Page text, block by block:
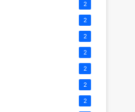
2
2
2
2
2
2
2